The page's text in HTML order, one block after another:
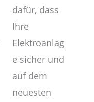
dafür, dass
Ihre
Elektroanlag
e sicher und
auf dem
neuesten